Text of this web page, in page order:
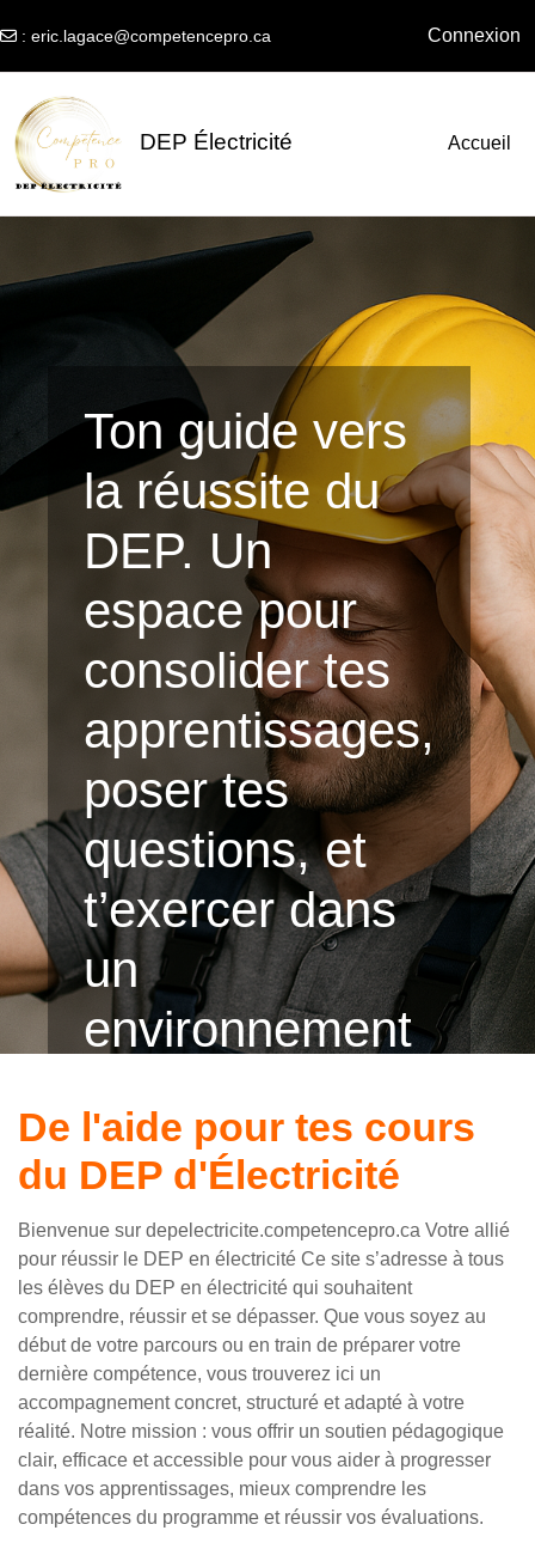
: eric.lagace@competencepro.ca Connexion
DEP Électricité Accueil
Ton guide vers
la réussite du
DEP. Un
espace pour
consolider tes
apprentissages,
poser tes
questions, et
t’exercer dans
un
environnement
Devient électricien(ne)
Voir les cours
De l'aide pour tes cours
du DEP d'Électricité
Bienvenue sur depelectricite.competencepro.ca Votre allié
pour réussir le DEP en électricité Ce site s’adresse à tous
les élèves du DEP en électricité qui souhaitent
comprendre, réussir et se dépasser. Que vous soyez au
début de votre parcours ou en train de préparer votre
dernière compétence, vous trouverez ici un
accompagnement concret, structuré et adapté à votre
réalité. Notre mission : vous offrir un soutien pédagogique
clair, efficace et accessible pour vous aider à progresser
dans vos apprentissages, mieux comprendre les
compétences du programme et réussir vos évaluations.